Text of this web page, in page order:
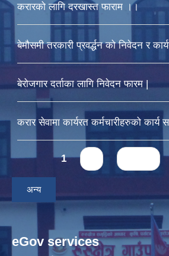
करारको लागि दरखास्त फाराम ।।
बेमौसमी तरकारी प्रवर्द्धन को निवेदन र
बेरोजगार दर्ताका लागि निवेदन फारम |
करार सेवामा कार्यरत कर्मचारीहरुको कार्य
Pages1
अन्य
eGov services